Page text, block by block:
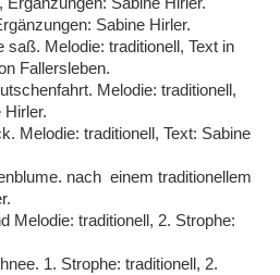
Sabine Hirler.
saß. Melodie: traditionell, Text in
Fallersleben.
Melodie: traditionell,
Hirler.
Melodie: traditionell, Text: Sabine
nach einem traditionellem
Melodie: traditionell, 2. Strophe:
1. Strophe: traditionell, 2.